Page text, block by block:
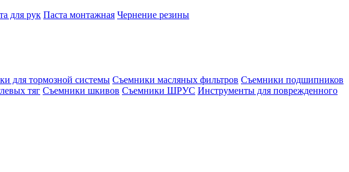
для рук Паста монтажная Чернение резины
для тормозной системы Съемники масляных фильтров Съемники подшипников
тяг Съемники шкивов Съемники ШРУС Инструменты для поврежденного